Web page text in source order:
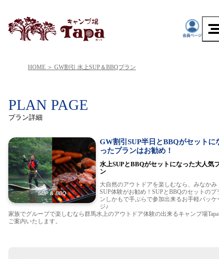
HOME GW割引 水上SUP＆BBQプラン
PLAN PAGE
プラン詳細
GW割引SUP半日とBBQがセットに
ったプランはお勧め！
水上SUPとBBQがセットになった大人気
ン
大自然のアウトドアを楽しむなら、みなかみ
SUP体験がお勧め！SUPとBBQのセットのプ
ンしかもで手ぶらで参加出来るお手軽パッケ
ジ♪
家族でグループで楽しむなら群馬水上のアウトドア体験の出来るキャンプ場
ご案内いたします。